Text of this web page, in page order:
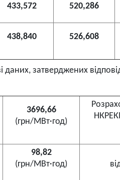
433,572 520,286
438,840 526,608
даних, затверджених
3696,66
(грн/МВт·год)
98,82
(грн/МВт·год)